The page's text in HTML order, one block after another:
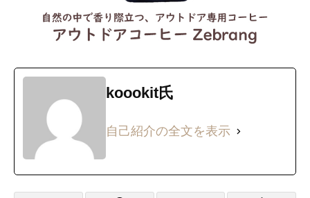
koookit氏
自己紹介の全文を表示